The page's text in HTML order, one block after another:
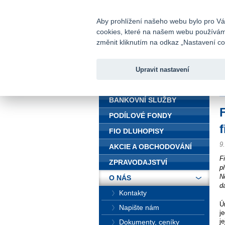
Fio banka
BANKOVNÍ SLUŽBY
PODÍLOVÉ FONDY
FIO DLUHOPISY
AKCIE A OBCHODOVÁNÍ
ZPRAVODAJSTVÍ
O NÁS
Kontakty
Napište nám
Dokumenty, ceníky
Aby prohlížení našeho webu bylo pro
cookies, které na našem webu
změnit kliknutím na odkaz „Nastavení
Upravit nastavení